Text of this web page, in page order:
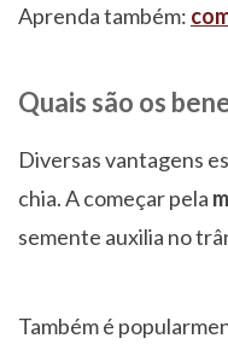
Aprenda também:
Quais são os
Diversas vantagens
chia. A começar pela
semente auxilia no
Também é